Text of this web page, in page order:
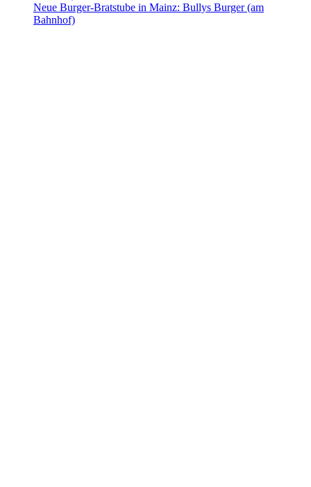
Neue Burger-Bratstube in Mainz: Bullys Burger (am
Bahnhof)